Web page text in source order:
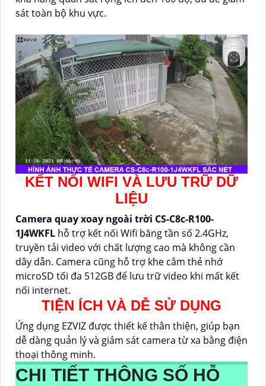
sát toàn bộ khu vực.
KẾT NỐI WIFI VÀ LƯU TRỮ DỮ
LIỆU
Camera quay xoay ngoài trời CS-C8c-R100-
1J4WKFL hỗ trợ kết nối Wifi băng tần số 2.4GHz,
truyền tải video với chất lượng cao mà không cần
dây dẫn. Camera cũng hỗ trợ khe cắm thẻ nhớ
microSD tối đa 512GB để lưu trữ video khi mất kết
nối internet.
TIỆN ÍCH VÀ DỄ SỬ DỤNG
Ứng dụng EZVIZ được thiết kế thân thiện, giúp bạn
dễ dàng quản lý và giám sát camera từ xa bằng điện
thoại thông minh.
CHI TIẾT THÔNG SỐ HỖ